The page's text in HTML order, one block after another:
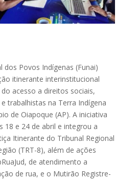
dos Povos Indígenas (Funai)
itinerante interinstitucional
acesso a direitos sociais,
trabalhistas na Terra Indígena
de Oiapoque (AP). A iniciativa
18 e 24 de abril e integrou a
Itinerante do Tribunal Regional
(TRT-8), além de ações
de atendimento a
de rua, e o Mutirão Registre-